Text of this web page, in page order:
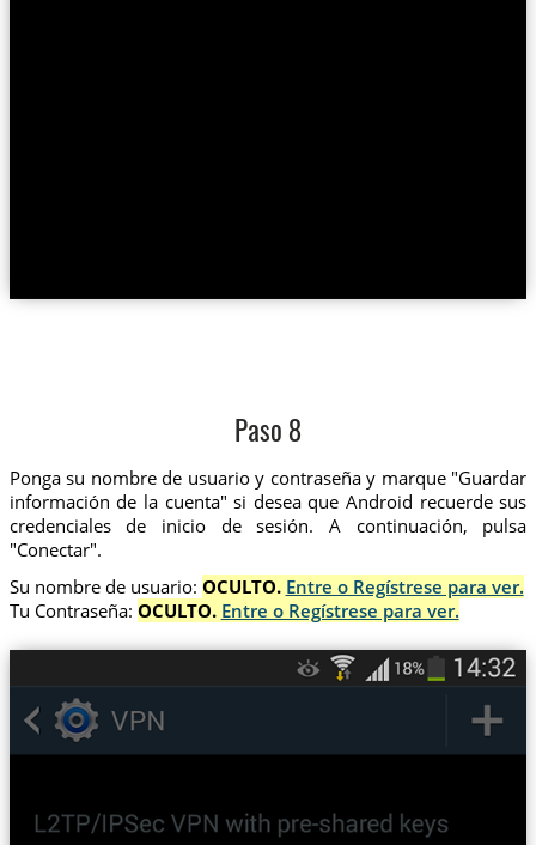
Paso 8
Ponga su nombre de usuario y contraseña y marque "Guardar
información de la cuenta" si desea que Android recuerde sus
credenciales de inicio de sesión. A continuación, pulsa
"Conectar".
Su nombre de usuario: OCULTO. Entre o Regístrese para ver.
Tu Contraseña: OCULTO. Entre o Regístrese para ver.